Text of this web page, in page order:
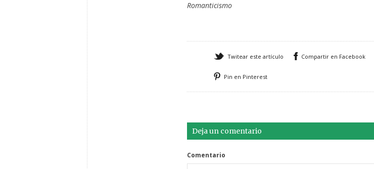
Romanticismo
Twitear este artículo Compartir en Facebook
Pin en Pinterest
Deja un comentario
Comentario